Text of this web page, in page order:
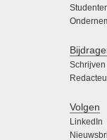
Schrijven
Volgen
LinkedIn